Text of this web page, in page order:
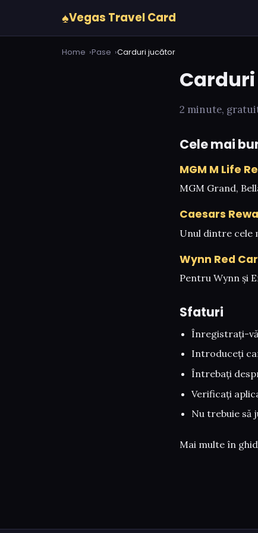
♠Vegas Travel Card
Home Pase Carduri jucător
2 minute,
Cele mai
MGM M Life
MGM Grand,
Caesars
Unul dintre cele
Wynn Red
Pentru Wynn și
Sfaturi
Înregistrați-
Introduceți
Întrebați
Verificați
Nu trebuie să
Mai multe în